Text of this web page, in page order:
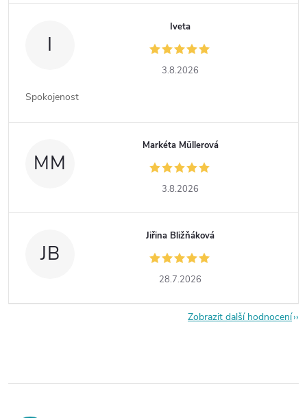
I
Iveta
3.8.2026
Spokojenost
MM
Markéta Müllerová
3.8.2026
JB
Jiřina Bližňáková
28.7.2026
Zobrazit další hodnocení